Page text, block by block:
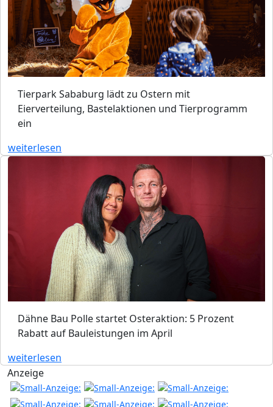
Tierpark Sababurg lädt zu Ostern mit
Eierverteilung, Bastelaktionen und Tierprogramm
ein
weiterlesen
Dähne Bau Polle startet Osteraktion: 5 Prozent
Rabatt auf Bauleistungen im April
weiterlesen
Anzeige